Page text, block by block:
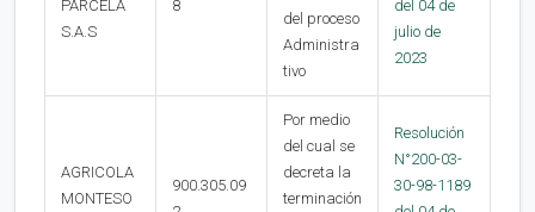
PARCELA
S.A.S
8
del proceso
Administra
tivo
del 04 de
julio de
2023
AGRICOLA
MONTESO
900.305.09
Por medio
del cual se
decreta la
terminación
Resolución
N°200-03-
30-98-1189